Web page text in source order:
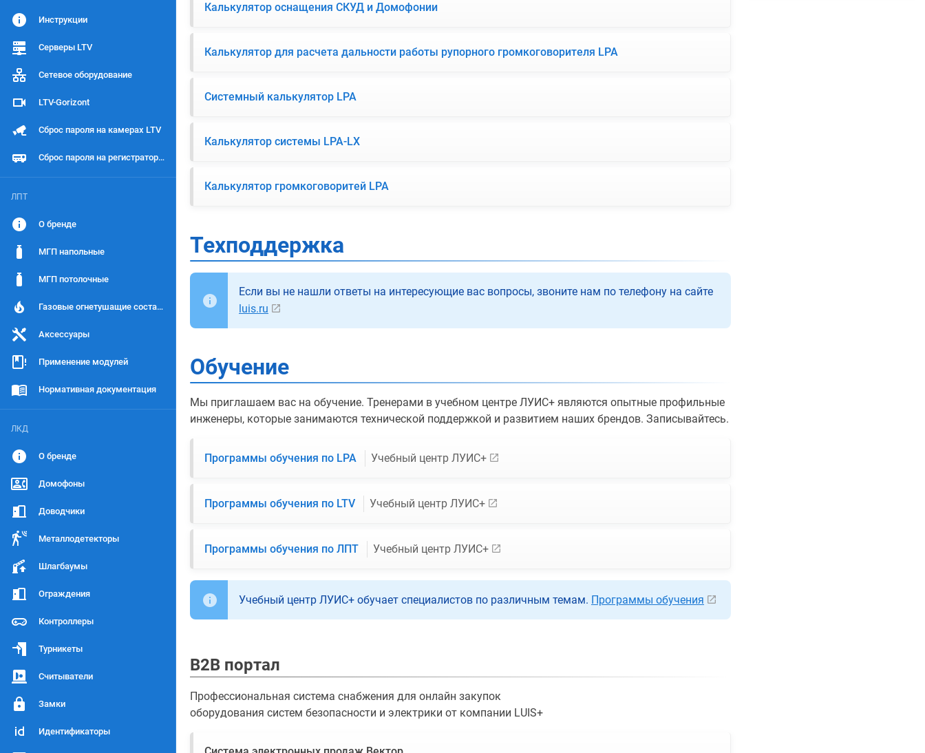
Инструкции
Серверы LTV
Сетевое оборудование
LTV-Gorizont
Сброс пароля на камерах LTV
Сброс пароля на регистраторах LTV
ЛПТ
О бренде
МГП напольные
МГП потолочные
Газовые огнетушащие составы (ГОТВ)
Аксессуары
Применение модулей
Нормативная документация
ЛКД
О бренде
Домофоны
Доводчики
Металлодетекторы
Шлагбаумы
Ограждения
Контроллеры
Турникеты
Считыватели
Замки
Идентификаторы
Калькулятор оснащения СКУД и Домофонии
Калькулятор для расчета дальности работы рупорного громкоговорителя LPA
Системный калькулятор LPA
Калькулятор системы LPA-LX
Калькулятор громкоговоритей LPA
Техподдержка
Если вы не нашли ответы на интересующие вас вопросы, звоните нам по телефону на сайте
luis.ru
Обучение
Мы приглашаем вас на обучение. Тренерами в учебном центре ЛУИС+ являются опытные профильные
инженеры, которые занимаются технической поддержкой и развитием наших брендов. Записывайтесь.
Программы обучения по LPA Учебный центр ЛУИС+
Программы обучения по LTV Учебный центр ЛУИС+
Программы обучения по ЛПТ Учебный центр ЛУИС+
Учебный центр ЛУИС+ обучает специалистов по различным темам. Программы обучения
B2B портал
Профессиональная система снабжения для онлайн закупок
оборудования систем безопасности и электрики от компании LUIS+